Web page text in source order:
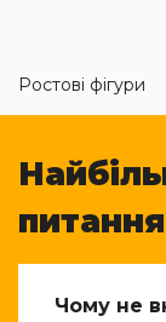
Ростові фігури
питання
Чому не